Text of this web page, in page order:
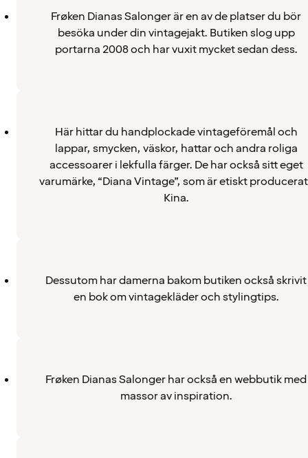
Frøken Dianas Salonger är en av de platser du bör
besöka under din vintagejakt. Butiken slog upp
portarna 2008 och har vuxit mycket sedan dess.
Här hittar du handplockade vintageföremål och
lappar, smycken, väskor, hattar och andra roliga
accessoarer i lekfulla färger. De har också sitt eget
varumärke, “Diana Vintage”, som är etiskt
Kina.
Dessutom har damerna bakom butiken också skrivit
en bok om vintagekläder och stylingtips.
Frøken Dianas Salonger har också en webbutik med
massor av inspiration.